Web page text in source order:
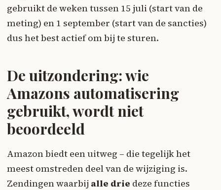
gebruikt de weken tussen 15 juli (start van de
meting) en 1 september (start van de sancties)
dus het best actief om bij te sturen.
De uitzondering: wie
Amazons automatisering
gebruikt, wordt niet
beoordeeld
Amazon biedt een uitweg – die tegelijk het
meest omstreden deel van de wijziging is.
Zendingen waarbij alle drie deze functies